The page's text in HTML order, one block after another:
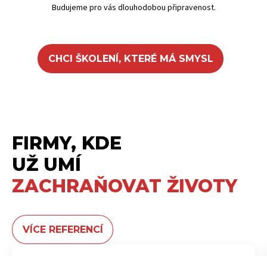
Budujeme pro vás dlouhodobou připravenost.
CHCI ŠKOLENÍ, KTERÉ MÁ SMYSL
FIRMY, KDE
UŽ UMÍ
ZACHRAŇOVAT ŽIVOTY
VÍCE REFERENCÍ